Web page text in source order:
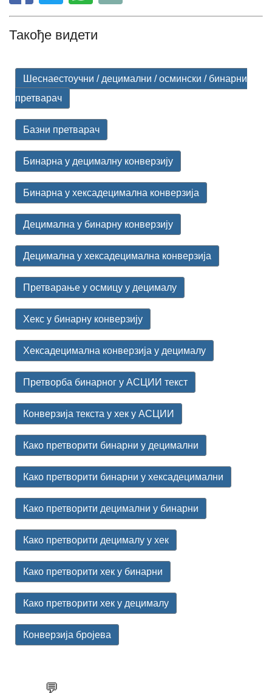
Такође видети
Шеснаестоучни / децимални / осмински / бинарни
претварач
Базни претварач
Бинарна у децималну конверзију
Бинарна у хексадецимална конверзија
Децимална у бинарну конверзију
Децимална у хексадецимална конверзија
Претварање у осмицу у децималу
Хекс у бинарну конверзију
Хексадецимална конверзија у децималу
Претворба бинарног у АСЦИИ текст
Конверзија текста у хек у АСЦИИ
Како претворити бинарни у децимални
Како претворити бинарни у хексадецимални
Како претворити децимални у бинарни
Како претворити децималу у хек
Како претворити хек у бинарни
Како претворити хек у децималу
Конверзија бројева
💬